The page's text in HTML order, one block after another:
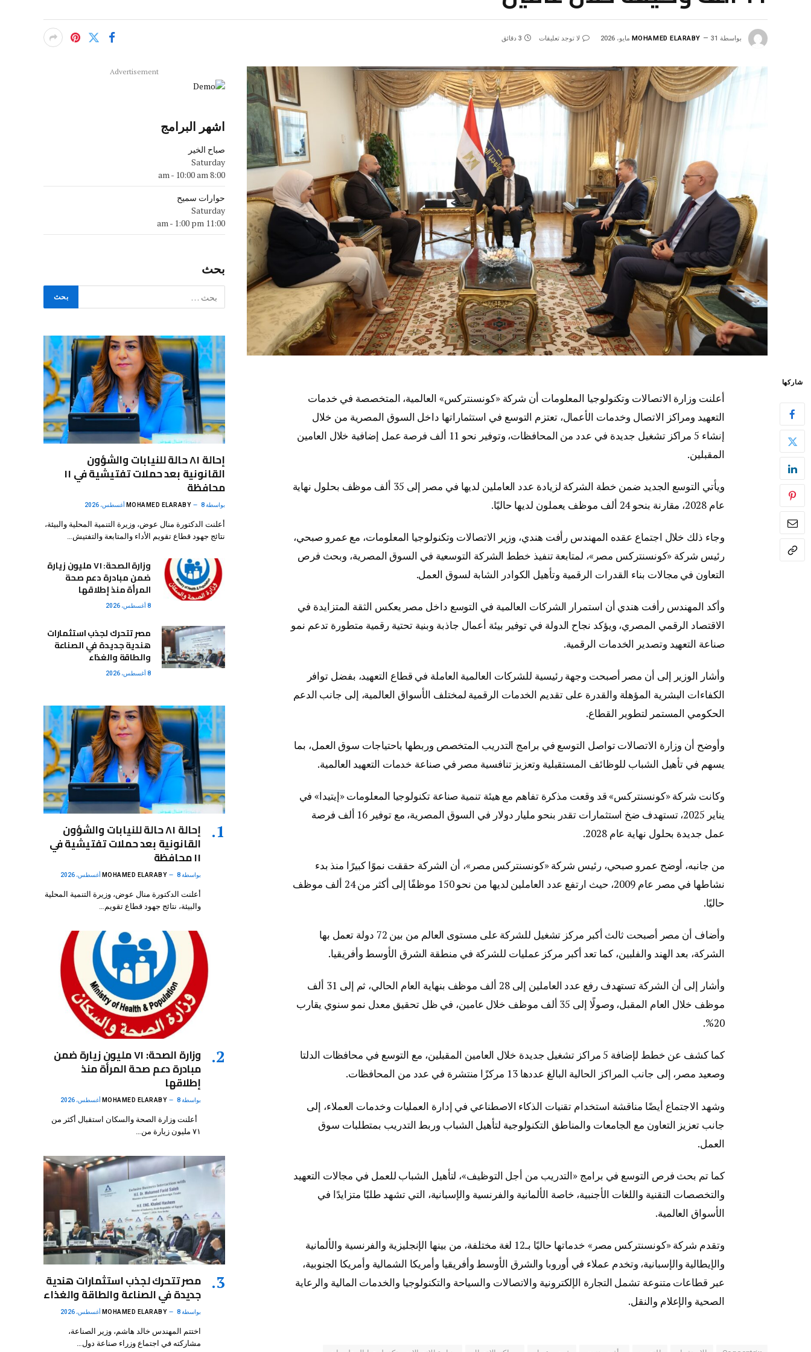
بواسطة MOHAMED ELARABY 31 مايو، 2026 لا توجد تعليقات 3 دقائق
شاركها
أعلنت وزارة الاتصالات وتكنولوجيا المعلومات أن شركة «كونسنتركس» العالمية، المتخصصة في خدمات
التعهيد ومراكز الاتصال وخدمات الأعمال، تعتزم التوسع في استثماراتها داخل السوق المصرية من خلال
إنشاء 5 مراكز تشغيل جديدة في عدد من المحافظات، وتوفير نحو 11 ألف فرصة عمل إضافية خلال العامين
المقبلين.
ويأتي التوسع الجديد ضمن خطة الشركة لزيادة عدد العاملين لديها في مصر إلى 35 ألف موظف بحلول نهاية
عام 2028، مقارنة بنحو 24 ألف موظف يعملون لديها حاليًا.
وجاء ذلك خلال اجتماع عقده المهندس رأفت هندي، وزير الاتصالات وتكنولوجيا المعلومات، مع عمرو صبحي،
رئيس شركة «كونسنتركس مصر»، لمتابعة تنفيذ خطط الشركة التوسعية في السوق المصرية، وبحث فرص
التعاون في مجالات بناء القدرات الرقمية وتأهيل الكوادر الشابة لسوق العمل.
وأكد المهندس رأفت هندي أن استمرار الشركات العالمية في التوسع داخل مصر يعكس الثقة المتزايدة في
الاقتصاد الرقمي المصري، ويؤكد نجاح الدولة في توفير بيئة أعمال جاذبة وبنية تحتية رقمية متطورة تدعم نمو
صناعة التعهيد وتصدير الخدمات الرقمية.
وأشار الوزير إلى أن مصر أصبحت وجهة رئيسية للشركات العالمية العاملة في قطاع التعهيد، بفضل توافر
الكفاءات البشرية المؤهلة والقدرة على تقديم الخدمات الرقمية لمختلف الأسواق العالمية، إلى جانب الدعم
الحكومي المستمر لتطوير القطاع.
وأوضح أن وزارة الاتصالات تواصل التوسع في برامج التدريب المتخصص وربطها باحتياجات سوق العمل، بما
يسهم في تأهيل الشباب للوظائف المستقبلية وتعزيز تنافسية مصر في صناعة خدمات التعهيد العالمية.
وكانت شركة «كونسنتركس» قد وقعت مذكرة تفاهم مع هيئة تنمية صناعة تكنولوجيا المعلومات «إيتيدا» في
يناير 2025، تستهدف ضخ استثمارات تقدر بنحو مليار دولار في السوق المصرية، مع توفير 16 ألف فرصة
عمل جديدة بحلول نهاية عام 2028.
من جانبه، أوضح عمرو صبحي، رئيس شركة «كونسنتركس مصر»، أن الشركة حققت نموًا كبيرًا منذ بدء
نشاطها في مصر عام 2009، حيث ارتفع عدد العاملين لديها من نحو 150 موظفًا إلى أكثر من 24 ألف موظف
حاليًا.
وأضاف أن مصر أصبحت ثالث أكبر مركز تشغيل للشركة على مستوى العالم من بين 72 دولة تعمل بها
الشركة، بعد الهند والفلبين، كما تعد أكبر مركز عمليات للشركة في منطقة الشرق الأوسط وأفريقيا.
وأشار إلى أن الشركة تستهدف رفع عدد العاملين إلى 28 ألف موظف بنهاية العام الحالي، ثم إلى 31 ألف
موظف خلال العام المقبل، وصولًا إلى 35 ألف موظف خلال عامين، في ظل تحقيق معدل نمو سنوي يقارب
20%.
كما كشف عن خطط لإضافة 5 مراكز تشغيل جديدة خلال العامين المقبلين، مع التوسع في محافظات الدلتا
وصعيد مصر، إلى جانب المراكز الحالية البالغ عددها 13 مركزًا منتشرة في عدد من المحافظات.
وشهد الاجتماع أيضًا مناقشة استخدام تقنيات الذكاء الاصطناعي في إدارة العمليات وخدمات العملاء، إلى
جانب تعزيز التعاون مع الجامعات والمناطق التكنولوجية لتأهيل الشباب وربط التدريب بمتطلبات سوق
العمل.
كما تم بحث فرص التوسع في برامج «التدريب من أجل التوظيف»، لتأهيل الشباب للعمل في مجالات التعهيد
والتخصصات التقنية واللغات الأجنبية، خاصة الألمانية والفرنسية والإسبانية، التي تشهد طلبًا متزايدًا في
الأسواق العالمية.
وتقدم شركة «كونسنتركس مصر» خدماتها حاليًا بـ12 لغة مختلفة، من بينها الإنجليزية والفرنسية والألمانية
والإيطالية والإسبانية، وتخدم عملاء في أوروبا والشرق الأوسط وأفريقيا وأمريكا الشمالية وأمريكا الجنوبية،
عبر قطاعات متنوعة تشمل التجارة الإلكترونية والاتصالات والسياحة والتكنولوجيا والخدمات المالية والرعاية
الصحية والإعلام والنقل.
Advertisement
اشهر البرامج
صباح الخير
Saturday
8:00 am
- 10:00 am
حوارات سميح
Saturday
11:00 am
- 1:00 pm
بحث
إحالة ٨١ حالة للنيابات والشؤون
القانونية بعد حملات تفتيشية في ١١
محافظة
بواسطة MOHAMED ELARABY 8 أغسطس، 2026
أعلنت الدكتورة منال عوض، وزيرة التنمية المحلية والبيئة،
نتائج جهود قطاع تقويم الأداء والمتابعة والتفتيش…
وزارة الصحة: ٧١ مليون زيارة
ضمن مبادرة دعم صحة
المرأة منذ إطلاقها
8 أغسطس، 2026
مصر تتحرك لجذب استثمارات
هندية جديدة في الصناعة
والطاقة والغذاء
8 أغسطس، 2026
إحالة ٨١ حالة للنيابات والشؤون
القانونية بعد حملات تفتيشية في
١١ محافظة
بواسطة MOHAMED ELARABY 8 أغسطس، 2026
أعلنت الدكتورة منال عوض، وزيرة التنمية المحلية
والبيئة، نتائج جهود قطاع تقويم…
وزارة الصحة: ٧١ مليون زيارة ضمن
مبادرة دعم صحة المرأة منذ
إطلاقها
بواسطة MOHAMED ELARABY 8 أغسطس، 2026
أعلنت وزارة الصحة والسكان استقبال أكثر من
٧١ مليون زيارة من…
مصر تتحرك لجذب استثمارات هندية
جديدة في الصناعة والطاقة والغذاء
بواسطة MOHAMED ELARABY 8 أغسطس، 2026
اختتم المهندس خالد هاشم، وزير الصناعة،
مشاركته في اجتماع وزراء صناعة دول…